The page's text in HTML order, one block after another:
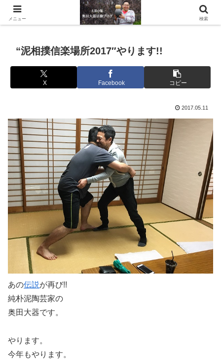
滋賀県の信楽で水琴窟や水鉢などの陶器を作っています。
“泥相撲信楽場所2017″やります!!
X Facebook コピー
2017.05.11
あの伝説が再び!!
純朴泥陶芸家の
奥田大器です。
やります。
今年もやります。
メニュー 検索